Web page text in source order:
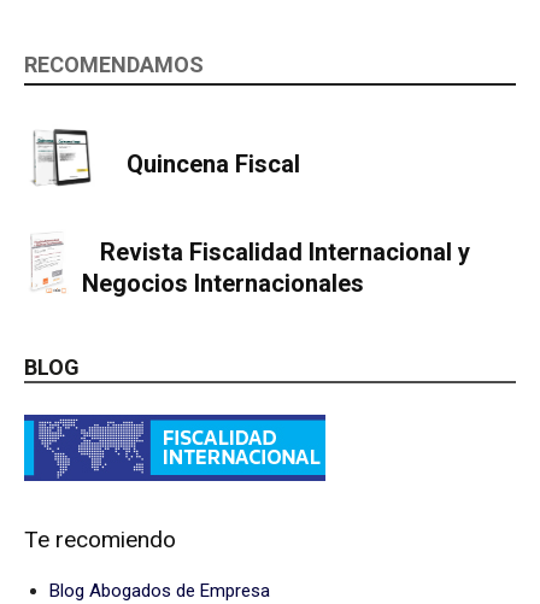
RECOMENDAMOS
Quincena Fiscal
Revista Fiscalidad Internacional y
Negocios Internacionales
BLOG
Te recomiendo
Blog Abogados de Empresa